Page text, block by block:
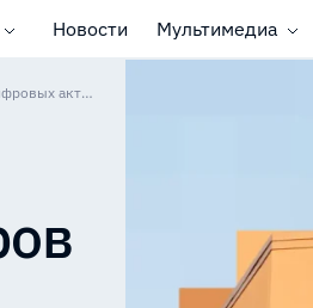
Новости Мультимедиа
Один из крупнейших в мире страховых брокеров выходит на рынок цифровых активов